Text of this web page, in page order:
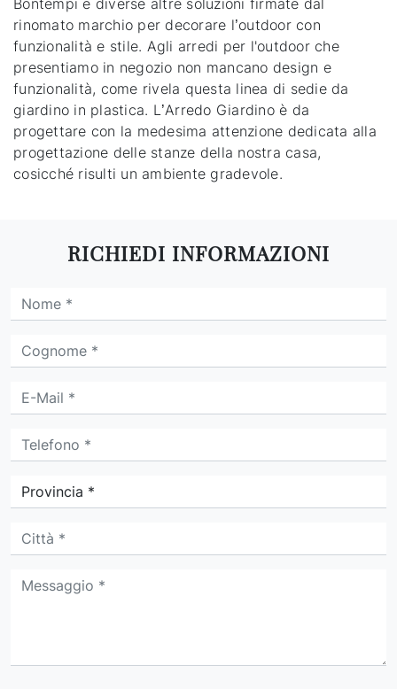
Bontempi e diverse altre soluzioni firmate dal
rinomato marchio per decorare l’outdoor con
funzionalità e stile. Agli arredi per l'outdoor che
presentiamo in negozio non mancano design e
funzionalità, come rivela questa linea di sedie da
giardino in plastica. L’Arredo Giardino è da
progettare con la medesima attenzione dedicata alla
progettazione delle stanze della nostra casa,
cosicché risulti un ambiente gradevole.
RICHIEDI INFORMAZIONI